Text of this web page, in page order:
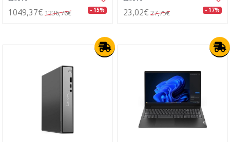
1049,37€ 1236,76€ - 15% 23,02€ 27,75€ - 17%